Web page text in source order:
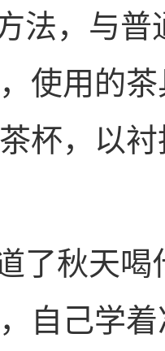
法，与
使用的
杯，以
了秋天
自己学